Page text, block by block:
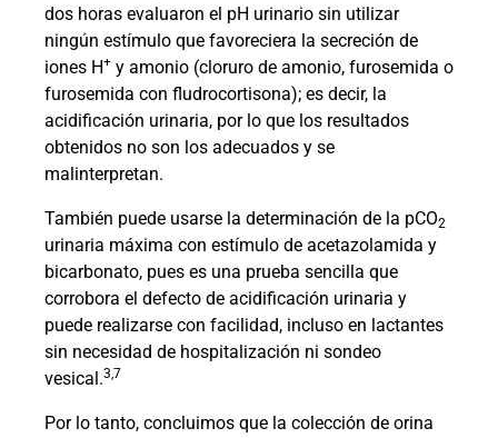
dos horas evaluaron el pH urinario sin utilizar
ningún estímulo que favoreciera la secreción de
iones H+ y amonio (cloruro de amonio, furosemida o
furosemida con fludrocortisona); es decir, la
acidificación urinaria, por lo que los resultados
obtenidos no son los adecuados y se
malinterpretan.
También puede usarse la determinación de la pCO2
urinaria máxima con estímulo de acetazolamida y
bicarbonato, pues es una prueba sencilla que
corrobora el defecto de acidificación urinaria y
puede realizarse con facilidad, incluso en lactantes
sin necesidad de hospitalización ni sondeo
vesical.3,7
Por lo tanto, concluimos que la colección de orina